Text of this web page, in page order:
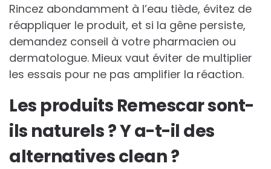
Rincez abondamment à l’eau tiède, évitez de
réappliquer le produit, et si la gêne persiste,
demandez conseil à votre pharmacien ou
dermatologue. Mieux vaut éviter de multiplier
les essais pour ne pas amplifier la réaction.
Les produits Remescar sont-
ils naturels ? Y a-t-il des
alternatives clean ?